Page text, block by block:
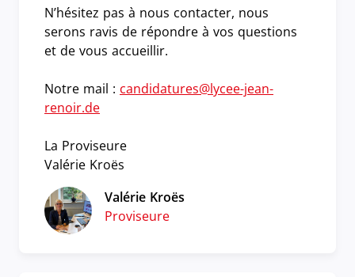
N’hésitez pas à nous contacter, nous
serons ravis de répondre à vos questions
et de vous accueillir.
Notre mail : candidatures@lycee-jean-
renoir.de
La Proviseure
Valérie Kroës
Valérie Kroës
Proviseure